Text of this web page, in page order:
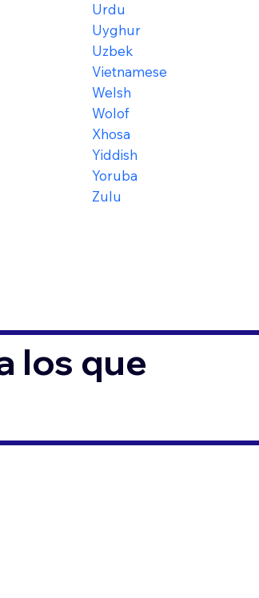
Urdu
Uyghur
Uzbek
Vietnamese
Welsh
Wolof
Xhosa
Yiddish
Yoruba
Zulu
los que